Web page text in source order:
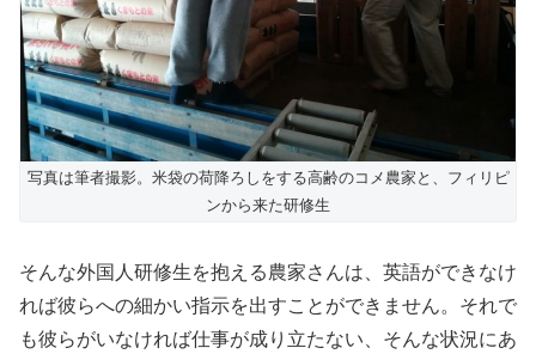
写真は筆者撮影。米袋の荷降ろしをする高齢のコメ農家と、フィリピ
ンから来た研修生
そんな外国人研修生を抱える農家さんは、英語ができなけ
れば彼らへの細かい指示を出すことができません。それで
も彼らがいなければ仕事が成り立たない、そんな状況にあ